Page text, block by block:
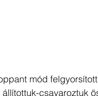
mód
csavaroztuk